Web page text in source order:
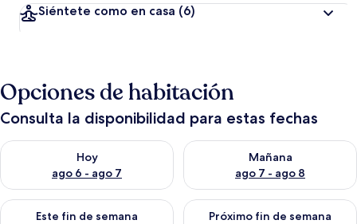
Siéntete como en casa (6)
Opciones de habitación
Consulta la disponibilidad para estas fechas
Hoy
ago 6 - ago 7
Consulta la disponibilidad para hoy ago 6 - ago 7
Mañana
ago 7 - ago 8
Consulta la disponibilidad
Este fin de semana
Consulta la disponibilidad para este fin de semana ago 7 -
Próximo fin de semana
Consulta la disponibilidad